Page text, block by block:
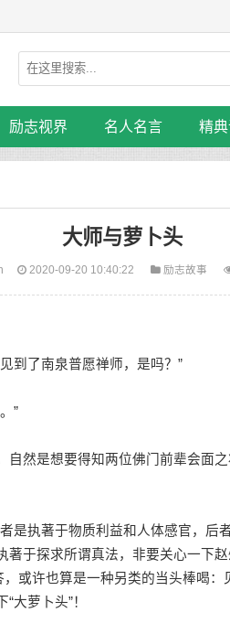
励志视界 名人名言 精
大师与萝卜头
2020-09-20 10:40:22 励志故事
了南泉普愿禅师，是吗？”
”
然是想要得知两位佛门前辈会面之
执著于物质利益和人体感官，后
于探求所谓真法，非要关心一下
或许也算是一种另类的当头棒喝
大萝卜头”！